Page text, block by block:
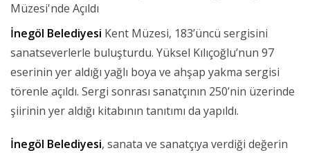
İnegöl Belediyesi Kent Müzesi, 183’üncü sergisini
sanatseverlerle buluşturdu. Yüksel Kılıçoğlu’nun 97
eserinin yer aldığı yağlı boya ve ahşap yakma sergisi
törenle açıldı. Sergi sonrası sanatçının 250’nin üzerinde
şiirinin yer aldığı kitabının tanıtımı da yapıldı.
İnegöl Belediyesi, sanata ve sanatçıya verdiği değerin